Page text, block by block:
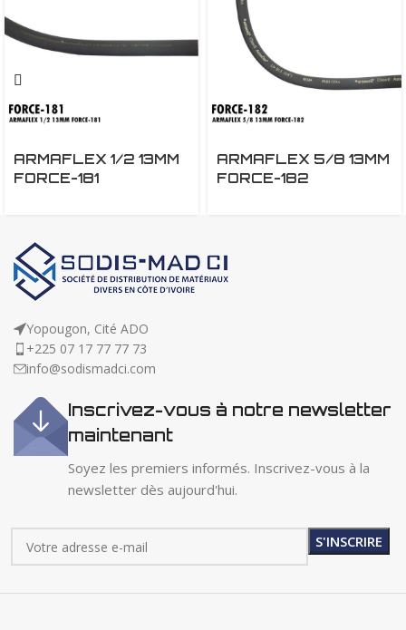
ARMAFLEX 1/2 13MM
FORCE-181
ARMAFLEX 5/8 13MM
FORCE-182
Yopougon, Cité ADO
+225 07 17 77 77 73
info@sodismadci.com
Inscrivez-vous à notre newsletter
maintenant
Soyez les premiers informés. Inscrivez-vous à la
newsletter dès aujourd'hui.